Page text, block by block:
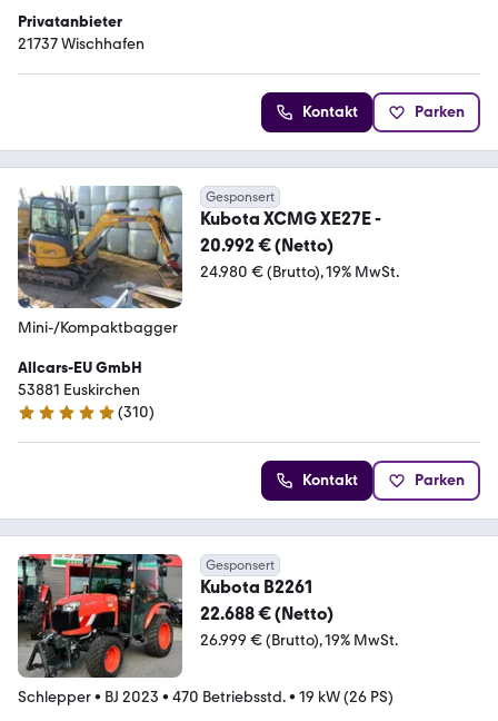
Privatanbieter
21737 Wischhafen
Kontakt Parken
Gesponsert
Kubota XCMG XE27E -
20.992 € (Netto)
24.980 € (Brutto) 19% MwSt.
Mini-/Kompaktbagger
Allcars-EU GmbH
53881 Euskirchen
4.8 Sterne
(310)
Kontakt Parken
Gesponsert
Kubota B2261
22.688 € (Netto)
26.999 € (Brutto) 19% MwSt.
Schlepper• BJ 2023 • 470 Betriebsstd.• 19 kW (26 PS)